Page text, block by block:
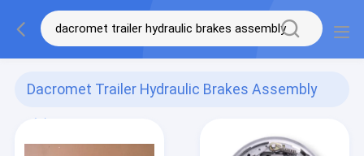
Dacromet Trailer Hydraulic Brakes Assembly